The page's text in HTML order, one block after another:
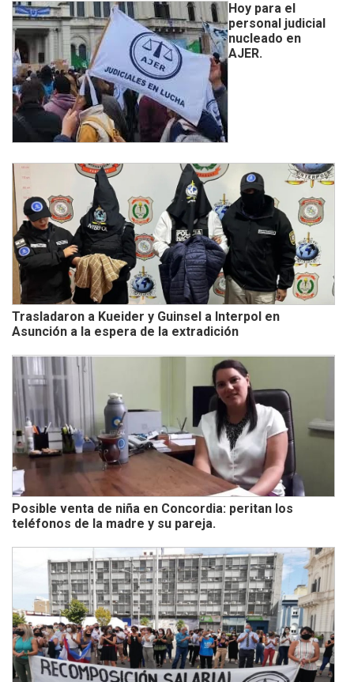
Hoy para el
personal judicial
nucleado en
AJER.
Trasladaron a Kueider y Guinsel a Interpol en
Asunción a la espera de la extradición
Posible venta de niña en Concordia: peritan los
teléfonos de la madre y su pareja.